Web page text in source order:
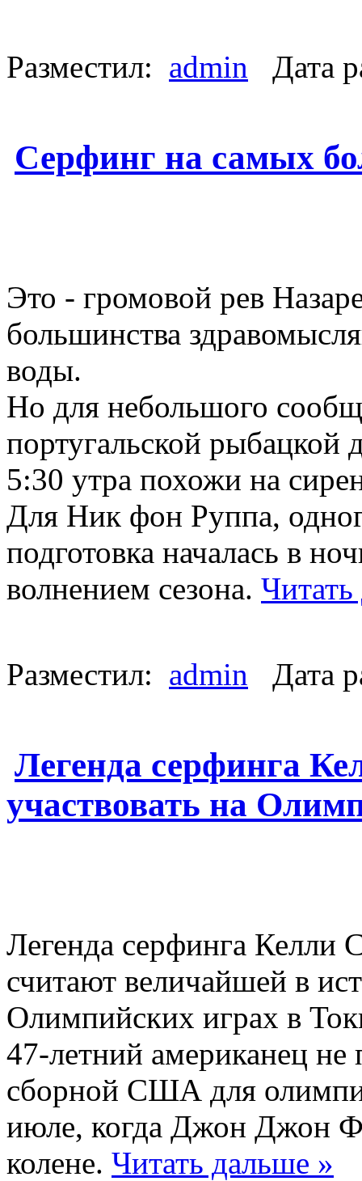
Разместил: admin Дата
Серфинг на самых
Это - громовой рев
большинства
воды.
Но для небольшого
португальской рыбацкой
5:30 утра похожи на
Для Ник фон Руппа,
подготовка началась в
волнением сезона.
Разместил: admin Дата
Легенда серфинга
участвовать на
Легенда серфинга Келли
считают величайшей в
Олимпийских играх в
47-летний американец не
сборной США для
июле, когда Джон Джон
колене. Читать дальше »